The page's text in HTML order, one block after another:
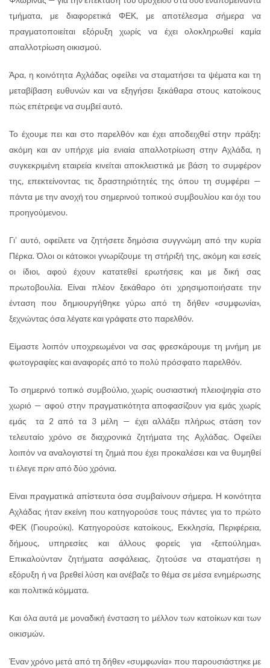
τμήματα, με διαφορετικά ΦΕΚ, με αποτέλεσμα σήμερα να
πραγματοποιείται εξόρυξη χωρίς να έχει ολοκληρωθεί καμία
απαλλοτρίωση οικισμού.
Άρα, η κοινότητα Αχλάδας οφείλει να σταματήσει τα ψέματα και τη
μεταβίβαση ευθυνών και να εξηγήσει ξεκάθαρα στους κατοίκους
πώς επέτρεψε να συμβεί αυτό.
Το έχουμε πει και στο παρελθόν και έχει αποδειχθεί στην πράξη:
ακόμη και αν υπήρχε μία ενιαία απαλλοτρίωση στην Αχλάδα, η
συγκεκριμένη εταιρεία κινείται αποκλειστικά με βάση το συμφέρον
της, επεκτείνοντας τις δραστηριότητές της όπου τη συμφέρει —
πάντα με την ανοχή του σημερινού τοπικού συμβουλίου και όχι του
προηγούμενου.
Γι’ αυτό, οφείλετε να ζητήσετε δημόσια συγγνώμη από την κυρία
Πέρκα. Όλοι οι κάτοικοι γνωρίζουμε τη στήριξή της, ακόμη και εσείς
οι ίδιοι, αφού έχουν κατατεθεί ερωτήσεις και με δική σας
πρωτοβουλία. Είναι πλέον ξεκάθαρο ότι χρησιμοποιήσατε την
ένταση που δημιουργήθηκε γύρω από τη δήθεν «συμφωνία»,
ξεχνώντας όσα λέγατε και γράφατε στο παρελθόν.
Είμαστε λοιπόν υποχρεωμένοι να σας φρεσκάρουμε τη μνήμη με
φωτογραφίες και αναφορές από το πολύ πρόσφατο παρελθόν.
Το σημερινό τοπικό συμβούλιο, χωρίς ουσιαστική πλειοψηφία στο
χωριό — αφού στην πραγματικότητα αποφασίζουν για εμάς χωρίς
εμάς τα 2 από τα 3 μέλη — έχει αλλάξει πλήρως στάση τον
τελευταίο χρόνο σε διαχρονικά ζητήματα της Αχλάδας. Οφείλει
λοιπόν να αναλογιστεί τη ζημιά που έχει προκαλέσει και να θυμηθεί
τι έλεγε πριν από δύο χρόνια.
Είναι πραγματικά απίστευτα όσα συμβαίνουν σήμερα. Η κοινότητα
Αχλάδας ήταν εκείνη που κατηγορούσε τους πάντες για το πρώτο
ΦΕΚ (Γιουρούκι). Κατηγορούσε κατοίκους, Εκκλησία, Περιφέρεια,
δήμους, υπηρεσίες και άλλους φορείς για «ξεπούλημα».
Επικαλούνταν ζητήματα ασφάλειας, ζητούσε να σταματήσει η
εξόρυξη ή να βρεθεί λύση και ανέβαζε το θέμα σε μέσα ενημέρωσης
και πολιτικά κόμματα.
Και όλα αυτά με μοναδική ένσταση το μέλλον των κατοίκων και των
οικισμών.
Έναν χρόνο μετά από τη δήθεν «συμφωνία» που παρουσιάστηκε με